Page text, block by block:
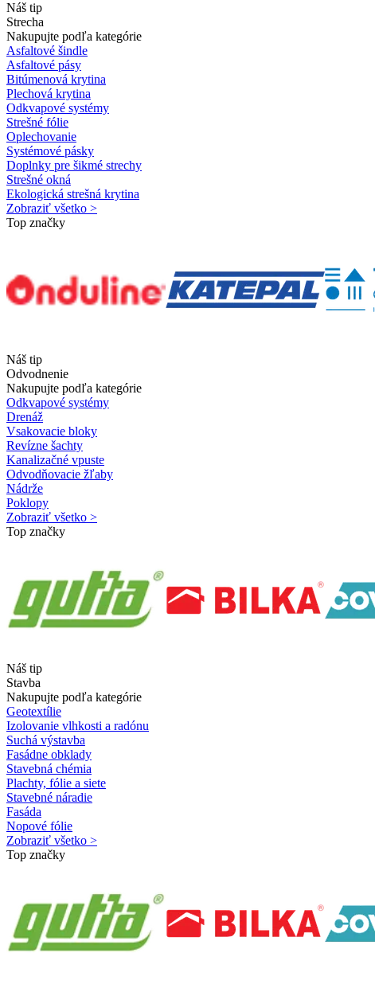
Náš tip
Strecha
Nakupujte podľa kategórie
Asfaltové šindle
Asfaltové pásy
Bitúmenová krytina
Plechová krytina
Odkvapové systémy
Strešné fólie
Oplechovanie
Systémové pásky
Doplnky pre šikmé strechy
Strešné okná
Ekologická strešná krytina
Zobraziť všetko >
Top značky
Náš tip
Odvodnenie
Nakupujte podľa kategórie
Odkvapové systémy
Drenáž
Vsakovacie bloky
Revízne šachty
Kanalizačné vpuste
Odvodňovacie žľaby
Nádrže
Poklopy
Zobraziť všetko >
Top značky
Náš tip
Stavba
Nakupujte podľa kategórie
Geotextílie
Izolovanie vlhkosti a radónu
Suchá výstavba
Fasádne obklady
Stavebná chémia
Plachty, fólie a siete
Stavebné náradie
Fasáda
Nopové fólie
Zobraziť všetko >
Top značky